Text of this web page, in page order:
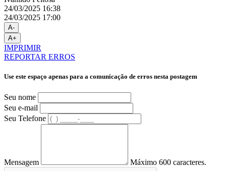
24/03/2025 16:38
24/03/2025 17:00
A-
A+
IMPRIMIR
REPORTAR ERROS
Use este espaço apenas para a comunicação de erros nesta postagem
Seu nome
Seu e-mail
Seu Telefone
Mensagem Máximo 600 caracteres.